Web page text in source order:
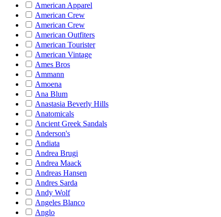
American Apparel
American Crew
American Crew
American Outfiters
American Tourister
American Vintage
Ames Bros
Ammann
Amoena
Ana Blum
Anastasia Beverly Hills
Anatomicals
Ancient Greek Sandals
Anderson's
Andiata
Andrea Brugi
Andrea Maack
Andreas Hansen
Andres Sarda
Andy Wolf
Angeles Blanco
Anglo